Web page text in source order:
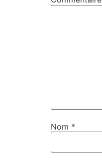
Nom *